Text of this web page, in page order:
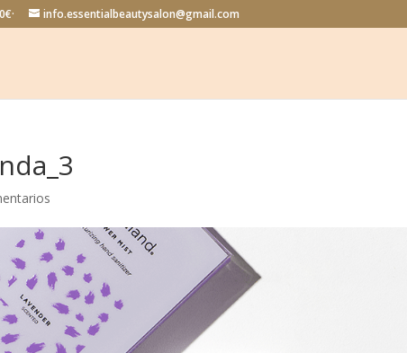
info.essentialbeautysalon@gmail.com